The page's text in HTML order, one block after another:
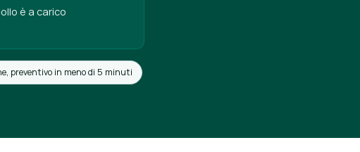
è a carico
preventivo in meno di 5 minuti